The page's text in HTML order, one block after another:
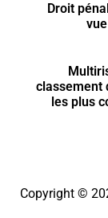
Droit
classement
les plus
Copyright ©